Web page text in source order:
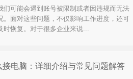
们可能会遇到账号被限制或者因违规而无法
。面对这些问题，不仅影响工作进度，还可
恢复。对于很多企业来说...
接电脑：详细介绍与常见问题解答